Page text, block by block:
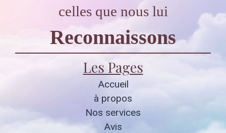
celles que nous lui
Reconnaissons
Les Pages
Accueil
à propos
Nos services
Avis